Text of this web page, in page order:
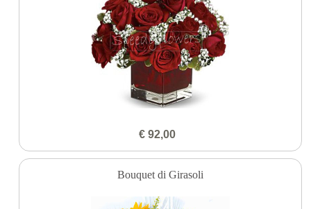
€ 92,00
Bouquet di Girasoli